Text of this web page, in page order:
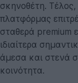
σκηνοθέτη. Τέλος,
πλατφόρμας
σταθερά premium
ιδιαίτερα
άμεσα και στενά
κοινότητα.